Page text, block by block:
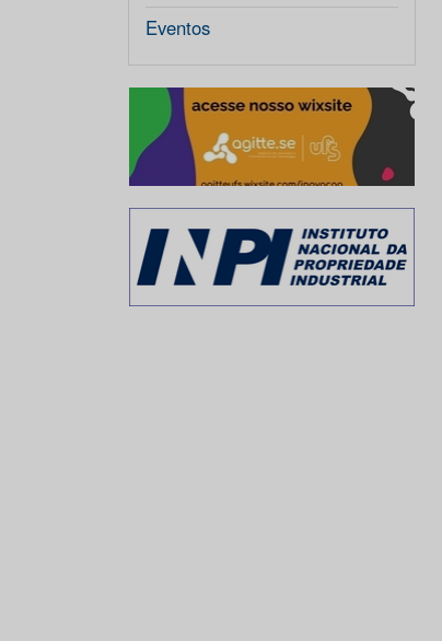
Eventos